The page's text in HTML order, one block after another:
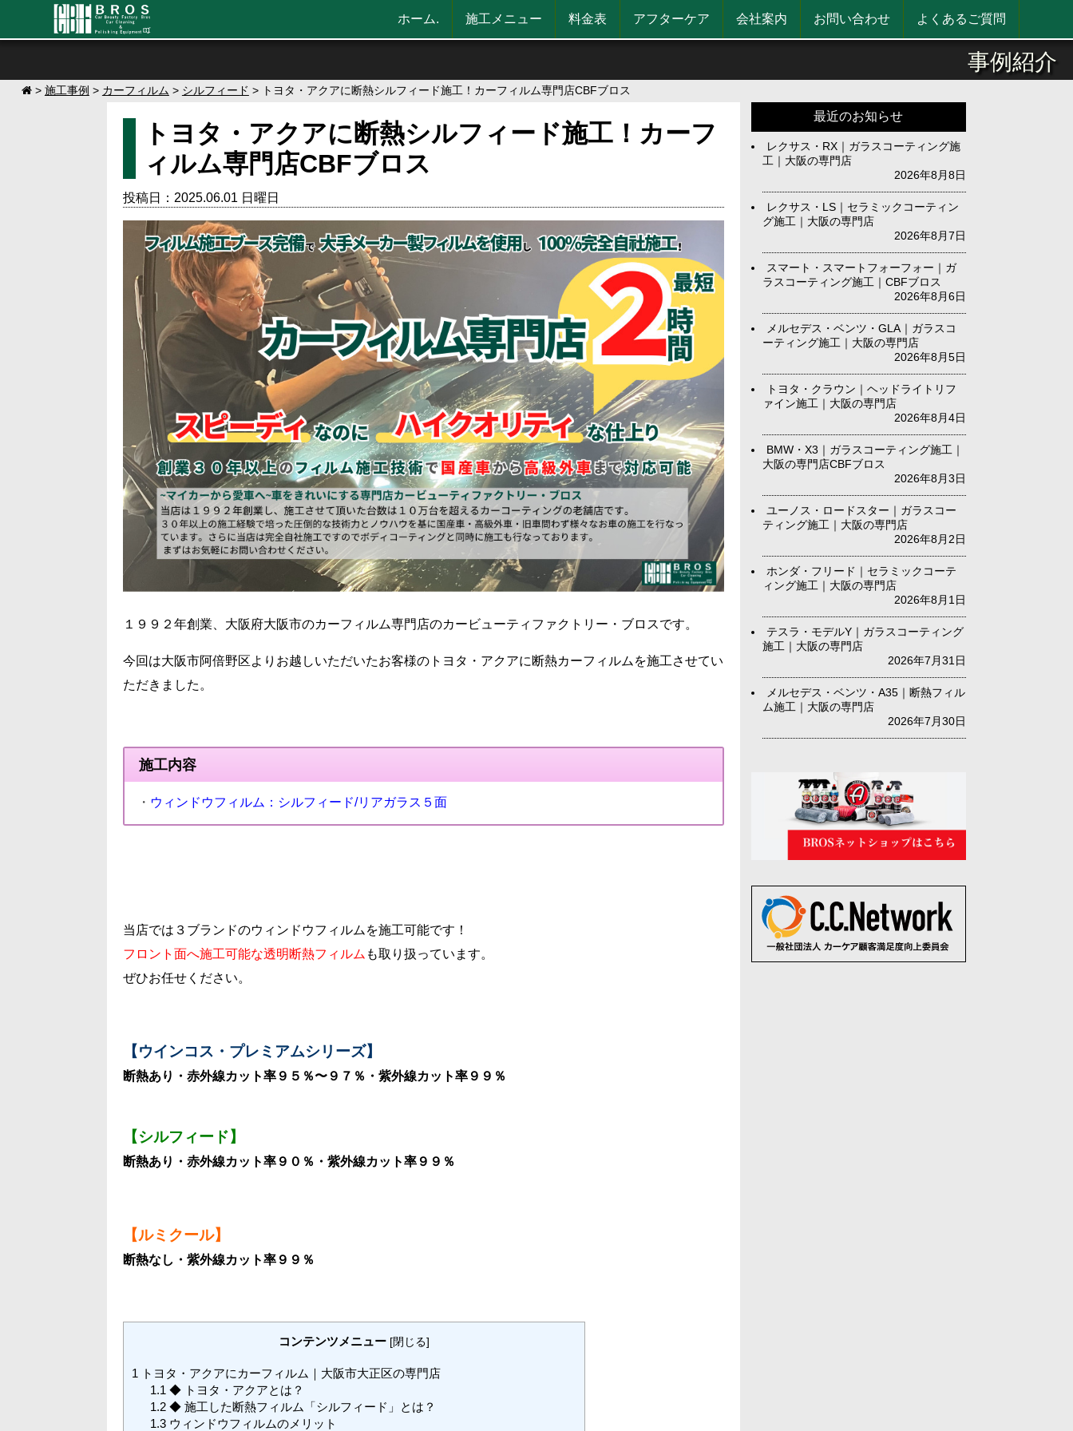
ホーム. 施工メニュー 料金表 アフターケア 会社案内 お問い合わせ よくあるご質問
事例紹介
> 施工事例 > カーフィルム > シルフィード > トヨタ・アクアに断熱シルフィード施工！カーフィルム専門店CBFブロス
トヨタ・アクアに断熱シルフィード施工！カーフ
ィルム専門店CBFブロス
投稿日：2025.06.01 日曜日
１９９２年創業、大阪府大阪市のカーフィルム専門店のカービューティファクトリー・ブロスです。
今回は大阪市阿倍野区よりお越しいただいたお客様のトヨタ・アクアに断熱カーフィルムを施工させてい
ただきました。
施工内容
・ ウィンドウフィルム：シルフィード/リアガラス５面
当店では３ブランドのウィンドウフィルムを施工可能です！
フロント面へ施工可能な透明断熱フィルム も取り扱っています。
ぜひお任せください。
【ウインコス・プレミアムシリーズ】
断熱あり・赤外線カット率９５％〜９７％・紫外線カット率９９％
【シルフィード】
断熱あり・赤外線カット率９０％・紫外線カット率９９％
【ルミクール】
断熱なし・紫外線カット率９９％
コンテンツメニュー [閉じる]
1 トヨタ・アクアにカーフィルム｜大阪市大正区の専門店
1.1 ◆ トヨタ・アクアとは？
1.2 ◆ 施工した断熱フィルム「シルフィード」とは？
1.3 ウィンドウフィルムのメリット
最近のお知らせ
レクサス・RX｜ガラスコーティング施
工｜大阪の専門店
2026年8月8日
レクサス・LS｜セラミックコーティン
グ施工｜大阪の専門店
2026年8月7日
スマート・スマートフォーフォー｜ガ
ラスコーティング施工｜CBFブロス
2026年8月6日
メルセデス・ベンツ・GLA｜ガラスコ
ーティング施工｜大阪の専門店
2026年8月5日
トヨタ・クラウン｜ヘッドライトリフ
ァイン施工｜大阪の専門店
2026年8月4日
BMW・X3｜ガラスコーティング施工｜
大阪の専門店CBFブロス
2026年8月3日
ユーノス・ロードスター｜ガラスコー
ティング施工｜大阪の専門店
2026年8月2日
ホンダ・フリード｜セラミックコーテ
ィング施工｜大阪の専門店
2026年8月1日
テスラ・モデルY｜ガラスコーティング
施工｜大阪の専門店
2026年7月31日
メルセデス・ベンツ・A35｜断熱フィル
ム施工｜大阪の専門店
2026年7月30日